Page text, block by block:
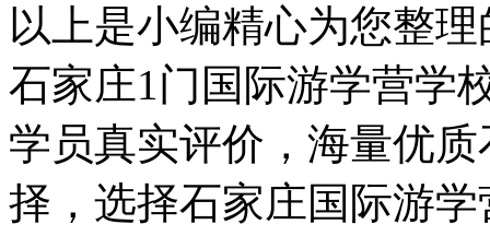
以上是小编精心为您整
石家庄1门国际游学营学
学员真实评价，海量优
择，选择石家庄国际游